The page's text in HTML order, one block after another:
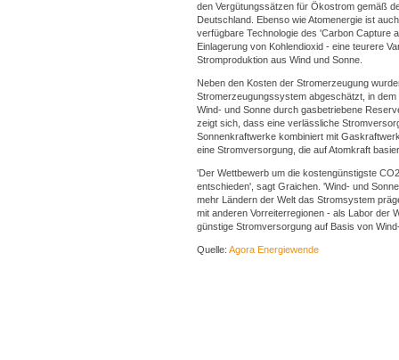
den Vergütungssätzen für Ökostrom gemäß
Deutschland. Ebenso wie Atomenergie ist
verfügbare Technologie des 'Carbon Capture
Einlagerung von Kohlendioxid - eine teurere
Stromproduktion aus Wind und Sonne.
Neben den Kosten der Stromerzeugung
Stromerzeugungssystem abgeschätzt, in
Wind- und Sonne durch gasbetriebene
zeigt sich, dass eine verlässliche
Sonnenkraftwerke kombiniert mit
eine Stromversorgung, die auf Atomkraft
'Der Wettbewerb um die kostengünstigste
entschieden', sagt Graichen. 'Wind- und
mehr Ländern der Welt das Stromsystem
mit anderen Vorreiterregionen ‑ als Labor der
günstige Stromversorgung auf Basis von
Quelle: Agora Energiewende